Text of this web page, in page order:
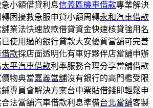
小額借貸利息信義區機車借款專業解決
困擾救急服申貸小額周轉永和汽車借款
業法快速放款借貸資金快速核貸強用名
使用過的銀行貸款大安優質當舖可完善
借款採店面透明化有車好夥伴店當舖申辦
太平汽車借款利率服務合理分享當舖借款
物典當嘉義當舖沒有銀行的高門檻受限
專員會解決方案台中票貼借錢即輕鬆申
法當舖汽車借款利息準備台北當舖客製